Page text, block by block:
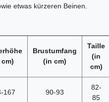
etwas kürzeren Beinen.
Brustumfang
(in cm)
Taille
(in
cm)
167 90-93
82-
85